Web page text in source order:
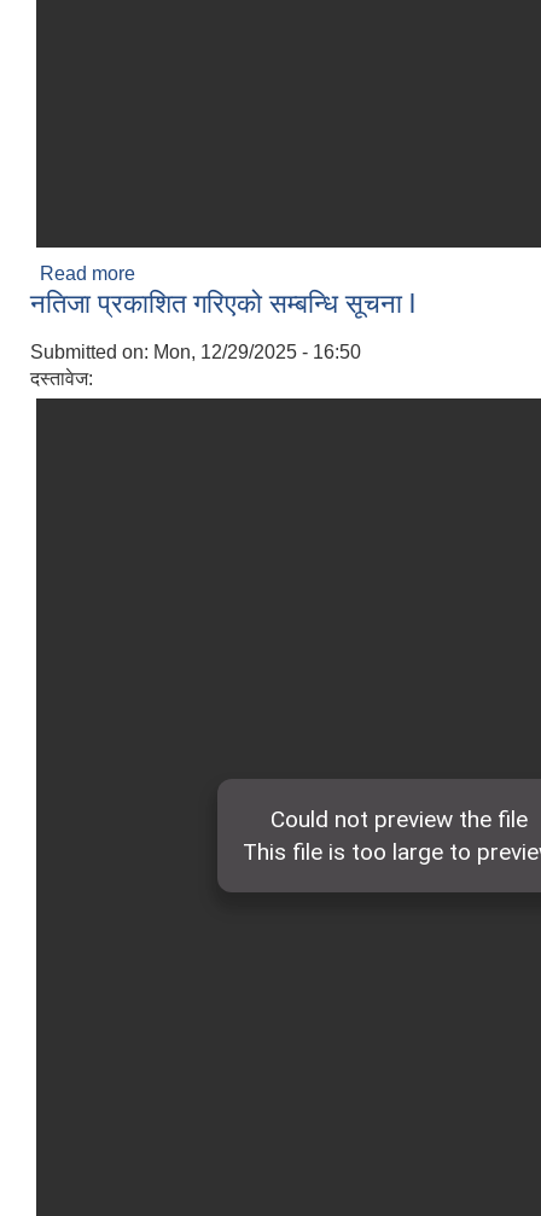
Read more
नतिजा प्रकाशित गरिएको सम्बन्धि सूचना l
Submitted on: Mon, 12/29/2025 - 16:50
दस्तावेज: